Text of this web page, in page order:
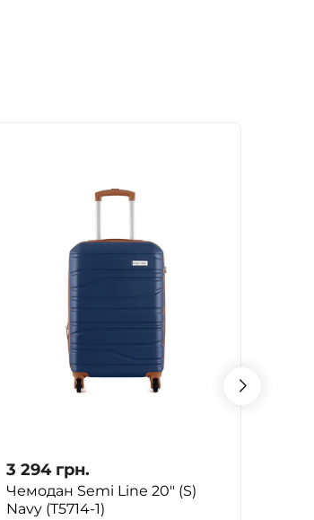
3 294 грн.
Чемодан Semi Line 20" (S)
Navy (T5714-1)